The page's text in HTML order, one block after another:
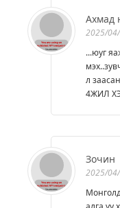
Ахмад
2025/
...юуг
л
4ЖИЛ
Зочин
2025/